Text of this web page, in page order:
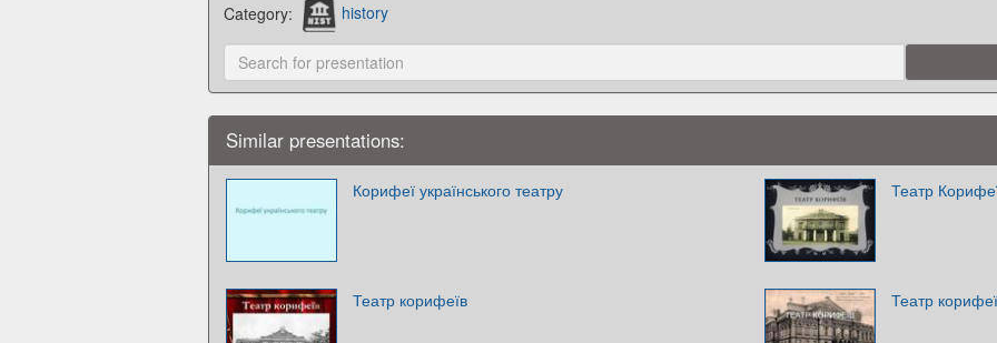
Category: history
Similar presentations:
Корифеї українського театру Театр
Театр корифеїв Театр